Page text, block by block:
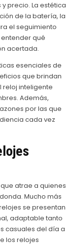
precio. La estética
de la batería, la
el seguimiento
qué
acertada.
esenciales de
que brindan
reloj inteligente
Además,
por las que
cada vez
atrae a quienes
Mucho más
se presentan
adaptable tanto
casuales del día a
los relojes